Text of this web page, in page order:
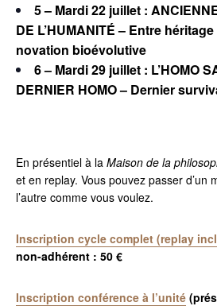
5 – Mardi 22 juillet :
DE L’HUMANITÉ – Entre
novation bioévolutive
6 – Mardi 29 juillet : L’HOMO
DERNIER HOMO – Dernier
En présentiel à la Maison de la
et en replay. Vous pouvez passer d’un
l’autre comme vous voulez.
Inscription cycle complet (replay
non-adhérent : 50 €
Inscription conférence à l’unité